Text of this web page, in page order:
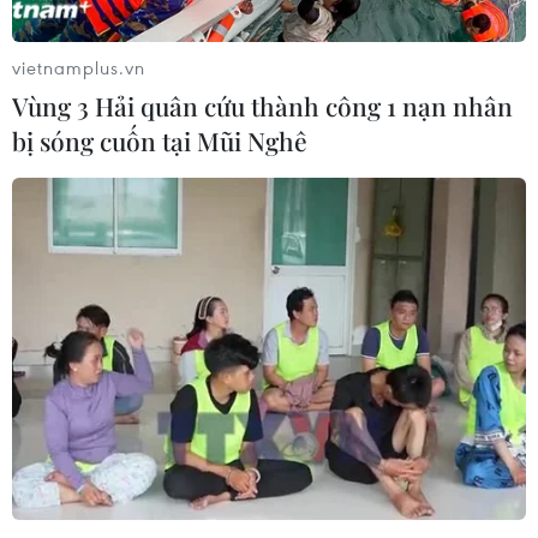
Sập công trình tại Cuba
khiến 2 người tử vong
07/08/2026 01:48
Syria: Nổ xe buýt gần thủ
đô Damascus khiến 2
người chết và 13 người bị
thương
07/08/2026 00:50
Ớt nhập khẩu từ Mexico
Bánh xèo tôm nhảy - món
vietnamplus.vn
Vùng 3 Hải quân cứu thành công 1 nạn nhân
bị sóng cuốn tại Mũi Nghê